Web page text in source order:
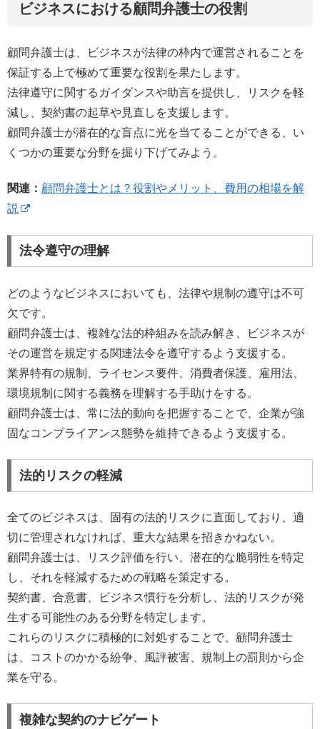
ビジネスにおける顧問弁護士の役割
顧問弁護士は、ビジネスが法律の枠内で運営されることを
保証する上で極めて重要な役割を果たします。
法律遵守に関するガイダンスや助言を提供し、リスクを軽
減し、契約書の起草や見直しを支援します。
顧問弁護士が潜在的な盲点に光を当てることができる、い
くつかの重要な分野を掘り下げてみよう。
関連： 顧問弁護士とは？役割やメリット、費用の相場を解
説
法令遵守の理解
どのようなビジネスにおいても、法律や規制の遵守は不可
欠です。
顧問弁護士は、複雑な法的枠組みを読み解き、ビジネスが
その運営を規定する関連法令を遵守するよう支援する。
業界特有の規制、ライセンス要件、消費者保護、雇用法、
環境規制に関する義務を理解する手助けをする。
顧問弁護士は、常に法的動向を把握することで、企業が強
固なコンプライアンス態勢を維持できるよう支援する。
法的リスクの軽減
全てのビジネスは、固有の法的リスクに直面しており、適
切に管理されなければ、重大な結果を招きかねない。
顧問弁護士は、リスク評価を行い、潜在的な脆弱性を特定
し、それを軽減するための戦略を策定する。
契約書、合意書、ビジネス慣行を分析し、法的リスクが発
生する可能性のある分野を特定します。
これらのリスクに積極的に対処することで、顧問弁護士
は、コストのかかる紛争、風評被害、規制上の罰則から企
業を守る。
複雑な契約のナビゲート